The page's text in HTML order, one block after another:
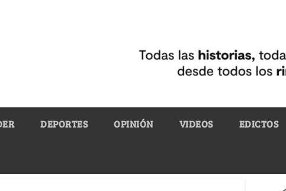
DEPORTES OPINIÓN VIDEOS EDICTOS